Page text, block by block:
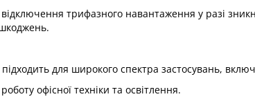
трифазного навантаження у разі
для широкого спектра застосувань,
офісної техніки та освітлення.